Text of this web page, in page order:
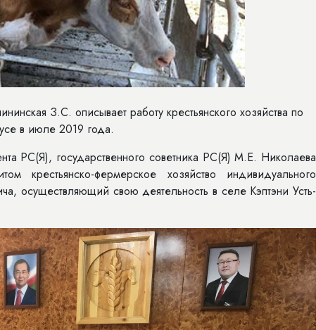
З.С. описывает работу крестьянского хозяйства по
в июле 2019 года.
РС(Я), государственного советника РС(Я) М.Е. Николаева
крестьянско-фермерское хозяйство индивидуального
осуществляющий свою деятельность в селе Кэптэни Усть-